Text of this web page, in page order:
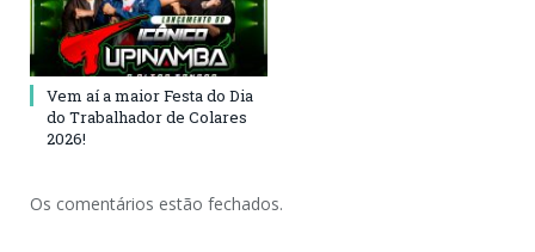
Vem aí a maior Festa do Dia
do Trabalhador de Colares
2026!
Os comentários estão fechados.